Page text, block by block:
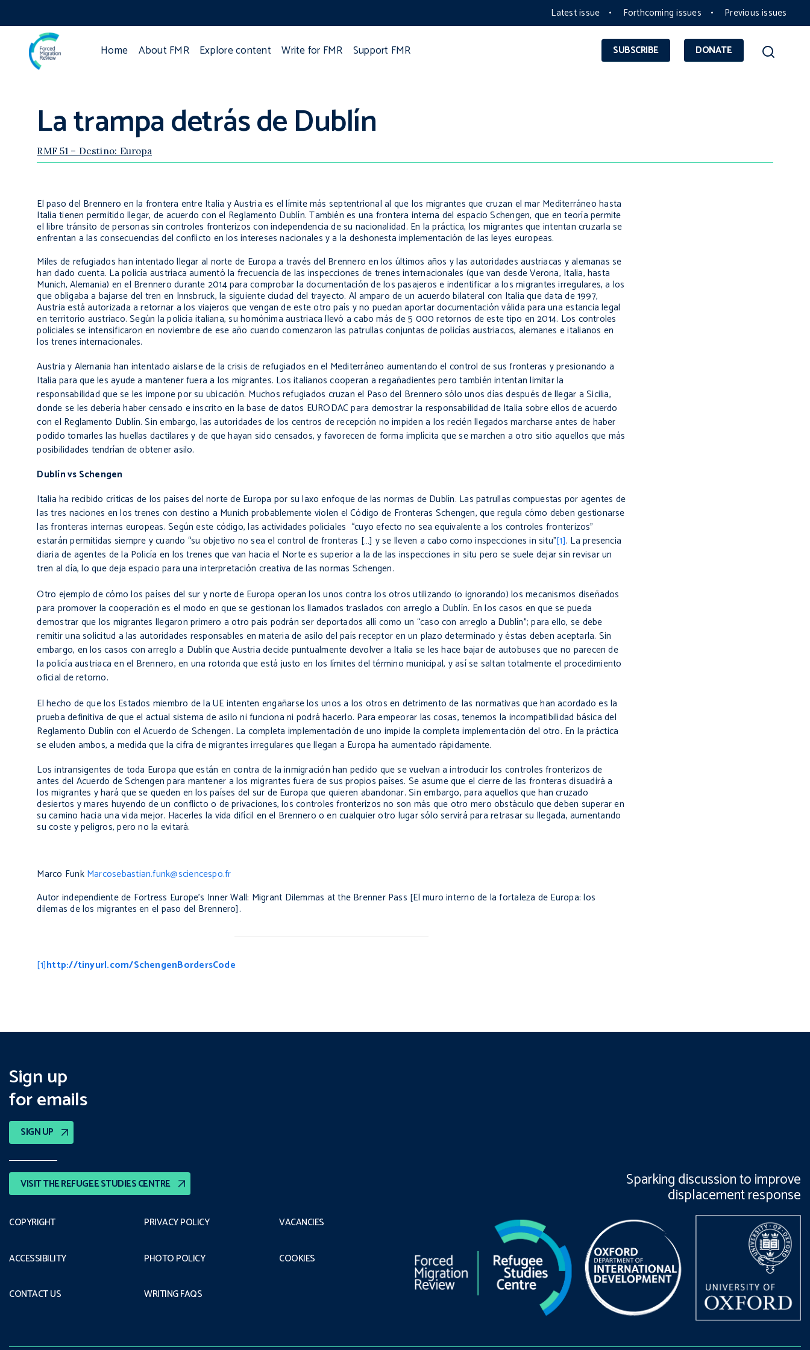
Latest issue Forthcoming issues Previous issues
SUBSCRIBE DONATE
Home About FMR Explore content Write for FMR Support FMR
La trampa detrás de Dublín
RMF 51 – Destino: Europa
El paso del Brennero en la frontera entre Italia y Austria es el límite más septentrional al que los migrantes que cruzan el mar Mediterráneo hasta
Italia tienen permitido llegar, de acuerdo con el Reglamento Dublín. También es una frontera interna del espacio Schengen, que en teoría permite
el libre tránsito de personas sin controles fronterizos con independencia de su nacionalidad. En la práctica, los migrantes que intentan cruzarla se
enfrentan a las consecuencias del conflicto en los intereses nacionales y a la deshonesta implementación de las leyes europeas.
Miles de refugiados han intentado llegar al norte de Europa a través del Brennero en los últimos años y las autoridades austriacas y alemanas se
han dado cuenta. La policía austriaca aumentó la frecuencia de las inspecciones de trenes internacionales (que van desde Verona, Italia, hasta
Munich, Alemania) en el Brennero durante 2014 para comprobar la documentación de los pasajeros e indentificar a los migrantes irregulares, a los
que obligaba a bajarse del tren en Innsbruck, la siguiente ciudad del trayecto. Al amparo de un acuerdo bilateral con Italia que data de 1997,
Austria está autorizada a retornar a los viajeros que vengan de este otro país y no puedan aportar documentación válida para una estancia legal
en territorio austriaco. Según la policía italiana, su homónima austriaca llevó a cabo más de 5 000 retornos de este tipo en 2014. Los controles
policiales se intensificaron en noviembre de ese año cuando comenzaron las patrullas conjuntas de policías austriacos, alemanes e italianos en
los trenes internacionales.
Austria y Alemania han intentado aislarse de la crisis de refugiados en el Mediterráneo aumentando el control de sus fronteras y presionando a
Italia para que les ayude a mantener fuera a los migrantes. Los italianos cooperan a regañadientes pero también intentan limitar la
responsabilidad que se les impone por su ubicación. Muchos refugiados cruzan el Paso del Brennero sólo unos días después de llegar a Sicilia,
donde se les debería haber censado e inscrito en la base de datos EURODAC para demostrar la responsabilidad de Italia sobre ellos de acuerdo
con el Reglamento Dublín. Sin embargo, las autoridades de los centros de recepción no impiden a los recién llegados marcharse antes de haber
podido tomarles las huellas dactilares y de que hayan sido censados, y favorecen de forma implícita que se marchen a otro sitio aquellos que más
posibilidades tendrían de obtener asilo.
Dublín vs Schengen
Italia ha recibido críticas de los países del norte de Europa por su laxo enfoque de las normas de Dublín. Las patrullas compuestas por agentes de
las tres naciones en los trenes con destino a Munich probablemente violen el Código de Fronteras Schengen, que regula cómo deben gestionarse
las fronteras internas europeas. Según este código, las actividades policiales “cuyo efecto no sea equivalente a los controles fronterizos”
estarán permitidas siempre y cuando “su objetivo no sea el control de fronteras […] y se lleven a cabo como inspeccionesinsitu”[1]. La presencia
diaria de agentes de la Policía en los trenes que van hacia el Norte es superior a la de las inspecciones in situ pero se suele dejar sin revisar un
tren al día, lo que deja espacio para una interpretación creativa de las normas Schengen.
Otro ejemplo de cómo los países del sur y norte de Europa operan los unos contra los otros utilizando (o ignorando) los mecanismos diseñados
para promover la cooperación es el modo en que se gestionan los llamados traslados con arreglo a Dublín. En los casos en que se pueda
demostrar que los migrantes llegaron primero a otro país podrán ser deportados allí como un “caso con arreglo a Dublín”; para ello, se debe
remitir una solicitud a las autoridades responsables en materia de asilo del país receptor en un plazo determinado y éstas deben aceptarla. Sin
embargo, en los casos con arreglo a Dublín que Austria decide puntualmente devolver a Italia se les hace bajar de autobuses que no parecen de
la policía austriaca en el Brennero, en una rotonda que está justo en los límites del término municipal, y así se saltan totalmente el procedimiento
oficial de retorno.
El hecho de que los Estados miembro de la UE intenten engañarselos unos a los otros en detrimento de las normativas que han acordado es la
prueba definitiva de que el actual sistema de asilo ni funciona ni podrá hacerlo. Para empeorar las cosas, tenemos la incompatibilidad básica del
Reglamento Dublín con el Acuerdo de Schengen. La completa implementación de uno impide la completa implementación del otro. En la práctica
seeluden ambos, a medida que la cifra de migrantes irregulares que llegan a Europa ha aumentado rápidamente.
Los intransigentes de toda Europa que están en contra de la inmigración han pedido que se vuelvan a introducir los controles fronterizos de
antes del Acuerdo de Schengen para mantener a los migrantes fuera de sus propios países. Se asume que el cierre de las fronteras disuadirá a
los migrantes y hará que se queden en los países del sur de Europa que quieren abandonar. Sin embargo, para aquellos que han cruzado
desiertos y mares huyendo de un conflicto o de privaciones, los controles fronterizos no son más que otro mero obstáculo que deben superar en
su camino hacia una vida mejor. Hacerles la vida difícil en el Brennero o en cualquier otro lugar sólo servirá para retrasar su llegada, aumentando
su coste y peligros, pero no la evitará.
Marco Funk Marcosebastian.funk@sciencespo.fr
Autor independiente de Fortress Europe’s Inner Wall: Migrant Dilemmas at the Brenner Pass [El muro interno de la fortaleza de Europa: los
dilemas de los migrantes en el paso del Brennero].
[1]http://tinyurl.com/SchengenBordersCode
Sign up
for emails
SIGN UP
VISIT THE REFUGEE STUDIES CENTRE Sparking discussion to improve
displacement response
COPYRIGHT
ACCESSIBILITY
CONTACT US
PRIVACY POLICY
PHOTO POLICY
WRITING FAQS
VACANCIES
COOKIES